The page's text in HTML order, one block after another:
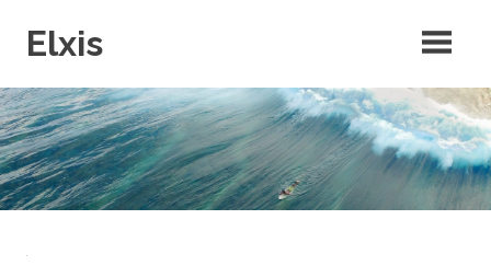
Elxis
intenretový magazín, ve kterém by byly rubriky pro každého? Přesně
to jsme pro vás udělali a navíc do něj můžete publikovat i vy!